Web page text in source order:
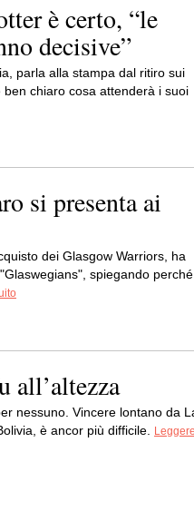
è certo, “le
decisive”
parla alla stampa dal ritiro sui
chiaro cosa attenderà i suoi
si presenta ai
dei Glasgow Warriors, ha
spiegando perché
all’altezza
nessuno. Vincere lontano da
è ancor più difficile.